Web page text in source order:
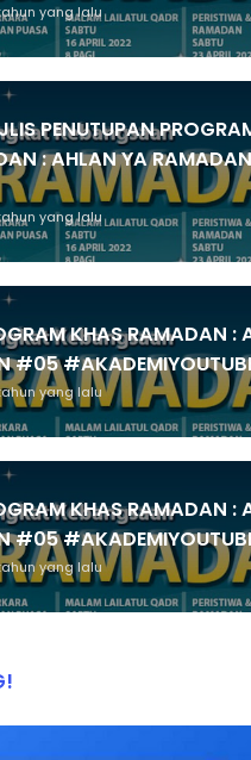
yang lalu
PENUTUPAN
: AHLAN YA RAMADAN
yang lalu
KHAS RAMADAN :
#05
yang lalu
KHAS RAMADAN :
#05
yang lalu